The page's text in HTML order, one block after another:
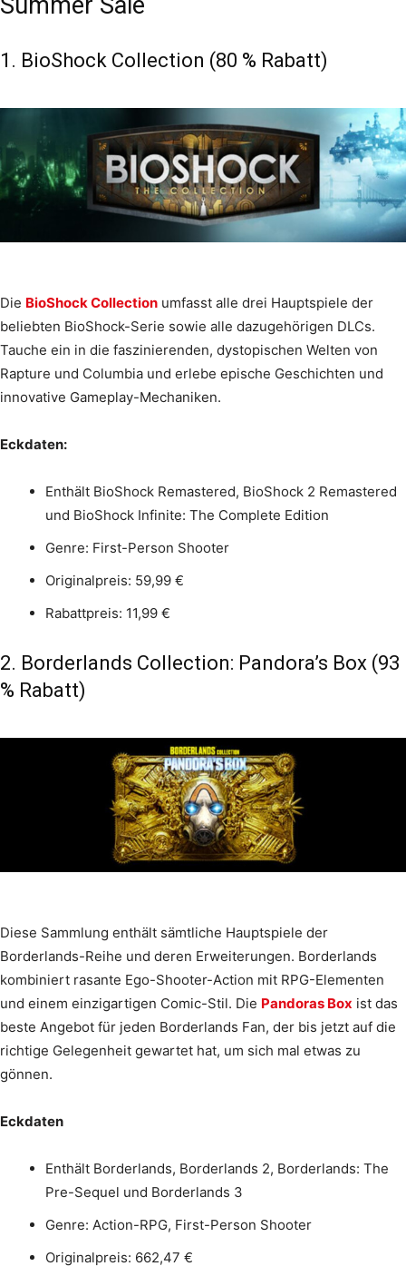
1. BioShock Collection (80 % Rabatt)
Die BioShock Collection umfasst alle drei Hauptspiele der
beliebten BioShock-Serie sowie alle dazugehörigen DLCs.
Tauche ein in die faszinierenden, dystopischen Welten von
Rapture und Columbia und erlebe epische Geschichten und
innovative Gameplay-Mechaniken.
Eckdaten:
Enthält BioShock Remastered, BioShock 2 Remastered
und BioShock Infinite: The Complete Edition
Genre: First-Person Shooter
Originalpreis: 59,99 €
Rabattpreis: 11,99 €
2. Borderlands Collection: Pandora’s Box (93
% Rabatt)
Diese Sammlung enthält sämtliche Hauptspiele der
Borderlands-Reihe und deren Erweiterungen. Borderlands
kombiniert rasante Ego-Shooter-Action mit RPG-Elementen
und einem einzigartigen Comic-Stil. Die Pandoras Box ist das
beste Angebot für jeden Borderlands Fan, der bis jetzt auf die
richtige Gelegenheit gewartet hat, um sich mal etwas zu
gönnen.
Eckdaten
Enthält Borderlands, Borderlands 2, Borderlands: The
Pre-Sequel und Borderlands 3
Genre: Action-RPG, First-Person Shooter
Originalpreis: 662,47 €